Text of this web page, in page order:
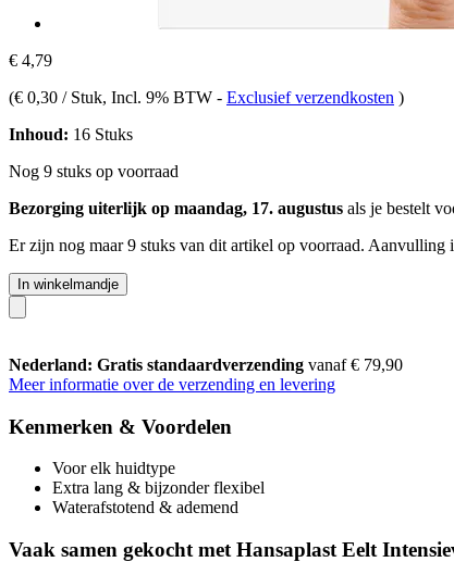
€ 4,79
(€ 0,30 / Stuk, Incl. 9% BTW - Exclusief verzendkosten )
Inhoud: 16 Stuks
Nog 9 stuks op voorraad
Bezorging uiterlijk op maandag, 17. augustus als je bestelt
Er zijn nog maar 9 stuks van dit artikel op voorraad.
In winkelmandje
Nederland: Gratis standaardverzending vanaf € 79,90
Meer informatie over de verzending en levering
Kenmerken & Voordelen
Voor elk huidtype
Extra lang & bijzonder flexibel
Waterafstotend & ademend
Vaak samen gekocht met Hansaplast Eelt